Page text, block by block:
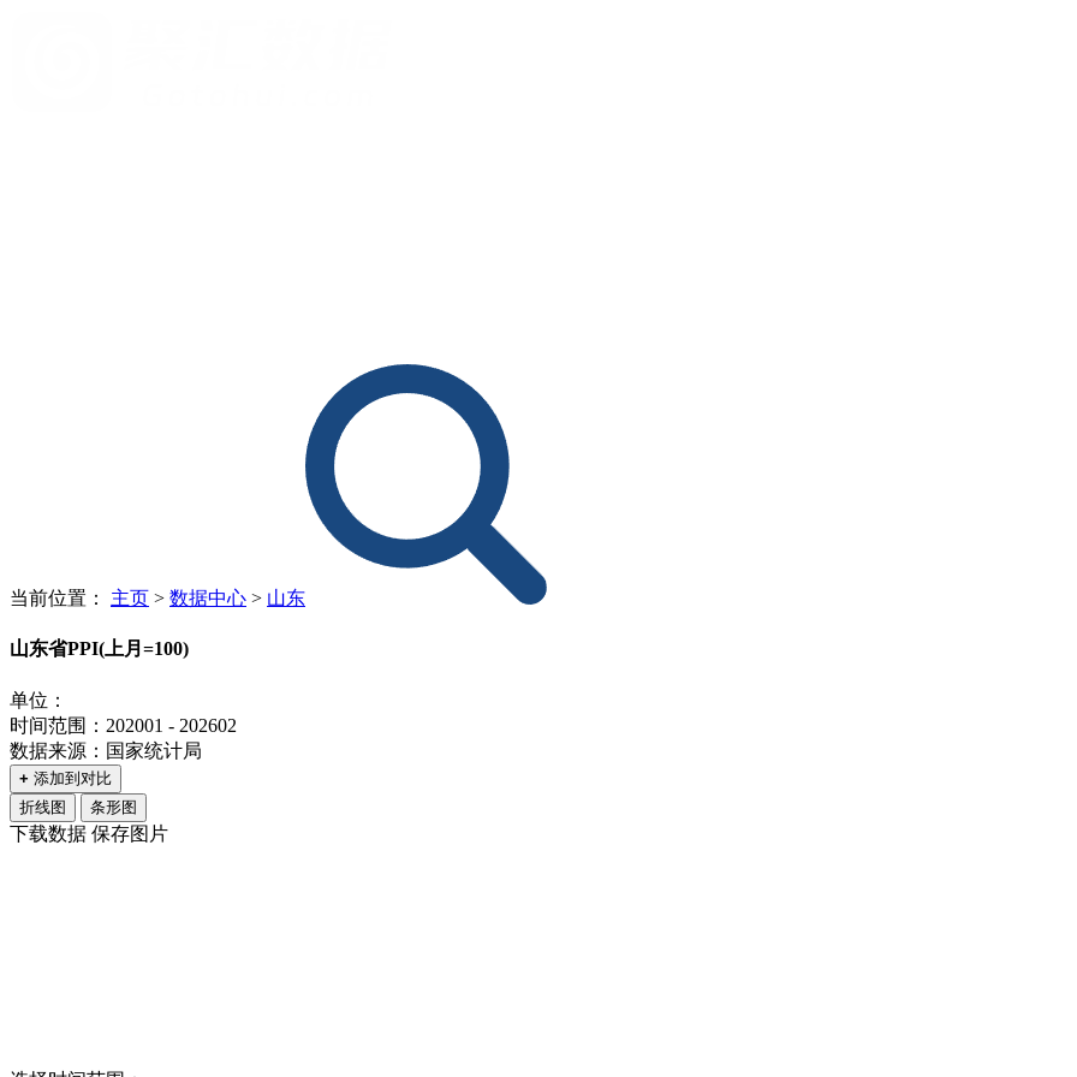
当前位置： 主页 > 数据中心 > 山东
山东省PPI(上月=100)
单位：
时间范围：202001 - 202602
数据来源：国家统计局
+ 添加到对比
折线图
条形图
下载数据 保存图片